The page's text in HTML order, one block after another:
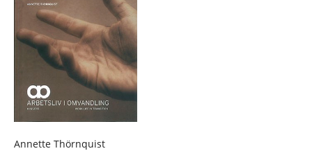
Annette Thörnquist